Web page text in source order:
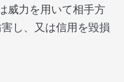
威力を用いて相手方
し、又は信用を毀損